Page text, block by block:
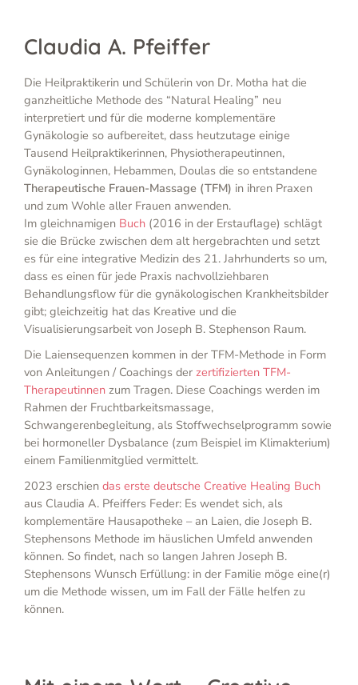
Claudia A. Pfeiffer
Die Heilpraktikerin und Schülerin von Dr. Motha hat die
ganzheitliche Methode des “Natural Healing” neu
interpretiert und für die moderne komplementäre
Gynäkologie so aufbereitet, dass heutzutage einige
Tausend Heilpraktikerinnen, Physiotherapeutinnen,
Gynäkologinnen, Hebammen, Doulas die so entstandene
Therapeutische Frauen-Massage (TFM) in ihren Praxen
und zum Wohle aller Frauen anwenden.
Im gleichnamigen Buch (2016 in der Erstauflage) schlägt
sie die Brücke zwischen dem alt hergebrachten und setzt
es für eine integrative Medizin des 21. Jahrhunderts so um,
dass es einen für jede Praxis nachvollziehbaren
Behandlungsflow für die gynäkologischen Krankheitsbilder
gibt; gleichzeitig hat das Kreative und die
Visualisierungsarbeit von Joseph B. Stephenson Raum.
Die Laiensequenzen kommen in der TFM-Methode in Form
von Anleitungen / Coachings der zertifizierten TFM-
Therapeutinnen zum Tragen. Diese Coachings werden im
Rahmen der Fruchtbarkeitsmassage,
Schwangerenbegleitung, als Stoffwechselprogramm sowie
bei hormoneller Dysbalance (zum Beispiel im Klimakterium)
einem Familienmitglied vermittelt.
2023 erschien das erste deutsche Creative Healing Buch
aus Claudia A. Pfeiffers Feder: Es wendet sich, als
komplementäre Hausapotheke – an Laien, die Joseph B.
Stephensons Methode im häuslichen Umfeld anwenden
können. So findet, nach so langen Jahren Joseph B.
Stephensons Wunsch Erfüllung: in der Familie möge eine(r)
um die Methode wissen, um im Fall der Fälle helfen zu
können.